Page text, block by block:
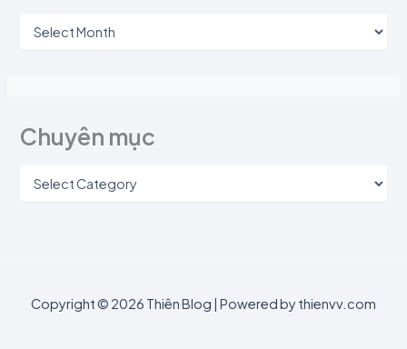
Chuyên mục
Copyright © 2026 Thiên Blog | Powered by thienvv.com